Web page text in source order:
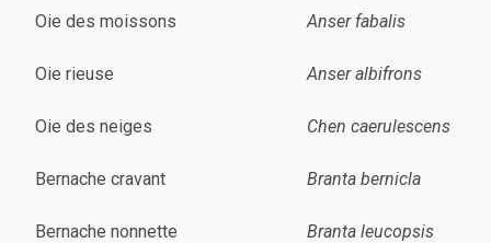
Oie des moissons Anser fabalis
Oie rieuse Anser albifrons
Oie des neiges Chen caerulescens
Bernache cravant Branta bernicla
Bernache nonnette Branta leucopsis